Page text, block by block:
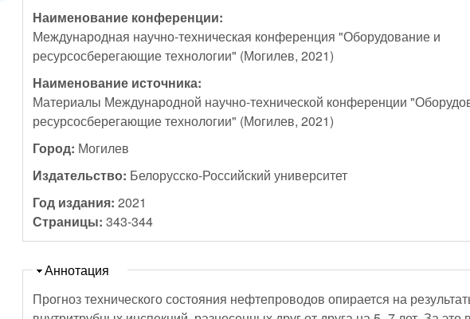
Наименование конференции:
Международная научно-техническая конференция "Оборудование и
ресурсосберегающие технологии" (Могилев, 2021)
Наименование источника:
Материалы Международной научно-технической конференции
ресурсосберегающие технологии" (Могилев, 2021)
Город: Могилев
Издательство: Белорусско-Российский университет
Год издания:2021
Страницы:343-344
Скрыть
Аннотация
Прогноз технического состояния нефтепроводов опирается на